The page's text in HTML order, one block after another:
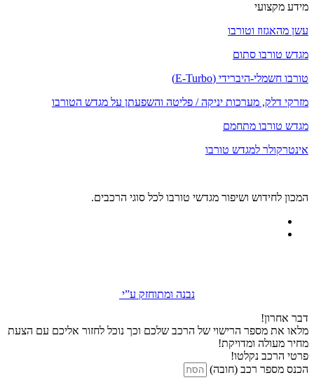
מידע מקצועי
עשן מהאגזוז וטורבו
מגדש טורבו סתום
טורבו חשמלי-היברידי (E-Turbo)
מזרקי דלק, מערכות יניקה / פליטה והשפעתן על מגדש הטורבו
מגדש טורבו מתחמם
אינטרקולר למגדש טורבו
המכון לחידוש ושיפור מגדשי טורבו לכל סוגי הרכבים.
נבנה ומתוחזק ע”י
דבר אחרון!
מלאו את מספר הרישוי של הרכב שלכם וכך נוכל לחזור אליכם עם הצעת
מחיר מעולה ומדויקת!
פרטי הרכב נקלטו!
הכנס מספר רכב (חובה)